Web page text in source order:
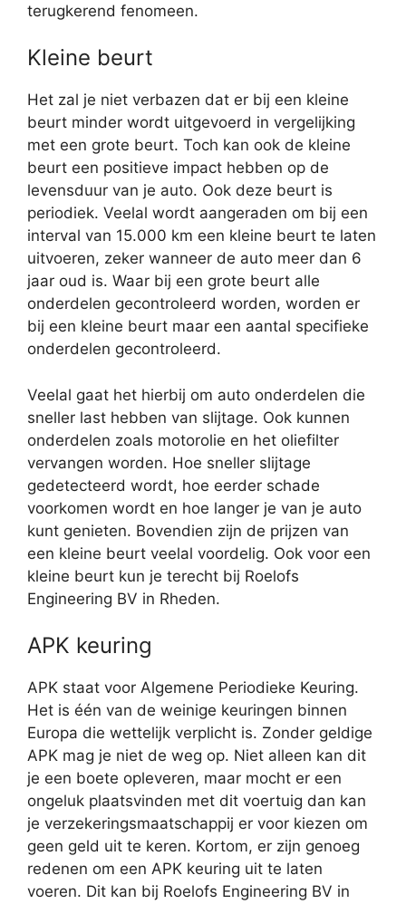
terugkerend fenomeen.
Kleine beurt
Het zal je niet verbazen dat er bij een kleine
beurt minder wordt uitgevoerd in vergelijking
met een grote beurt. Toch kan ook de kleine
beurt een positieve impact hebben op de
levensduur van je auto. Ook deze beurt is
periodiek. Veelal wordt aangeraden om bij een
interval van 15.000 km een kleine beurt te laten
uitvoeren, zeker wanneer de auto meer dan 6
jaar oud is. Waar bij een grote beurt alle
onderdelen gecontroleerd worden, worden er
bij een kleine beurt maar een aantal specifieke
onderdelen gecontroleerd.
Veelal gaat het hierbij om auto onderdelen die
sneller last hebben van slijtage. Ook kunnen
onderdelen zoals motorolie en het oliefilter
vervangen worden. Hoe sneller slijtage
gedetecteerd wordt, hoe eerder schade
voorkomen wordt en hoe langer je van je auto
kunt genieten. Bovendien zijn de prijzen van
een kleine beurt veelal voordelig. Ook voor een
kleine beurt kun je terecht bij Roelofs
Engineering BV in Rheden.
APK keuring
APK staat voor Algemene Periodieke Keuring.
Het is één van de weinige keuringen binnen
Europa die wettelijk verplicht is. Zonder geldige
APK mag je niet de weg op. Niet alleen kan dit
je een boete opleveren, maar mocht er een
ongeluk plaatsvinden met dit voertuig dan kan
je verzekeringsmaatschappij er voor kiezen om
geen geld uit te keren. Kortom, er zijn genoeg
redenen om een APK keuring uit te laten
voeren. Dit kan bij Roelofs Engineering BV in